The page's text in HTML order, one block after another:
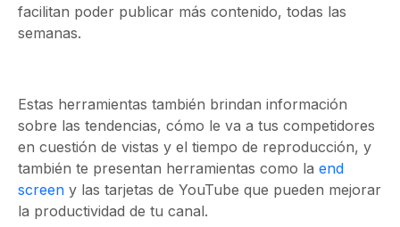
facilitan poder publicar más contenido, todas las
semanas.
Estas herramientas también brindan información
sobre las tendencias, cómo le va a tus competidores
en cuestión de vistas y el tiempo de reproducción, y
también te presentan herramientas como la end
screen y las tarjetas de YouTube que pueden mejorar
la productividad de tu canal.